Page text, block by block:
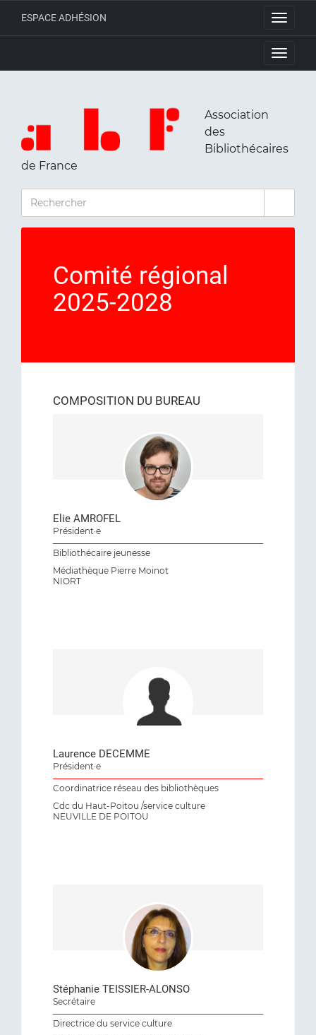
Toggle
ESPACE ADHÉSION
Toggle
Association
des
Bibliothécaires
de France
RECHERCHER
Comité régional
2025-2028
COMPOSITION DU BUREAU
Elie AMROFEL
Président·e
Bibliothécaire jeunesse
Médiathèque Pierre Moinot
NIORT
Laurence DECEMME
Président·e
Coordinatrice réseau des bibliothèques
Cdc du Haut-Poitou /service culture
NEUVILLE DE POITOU
Stéphanie TEISSIER-ALONSO
Secrétaire
Directrice du service culture